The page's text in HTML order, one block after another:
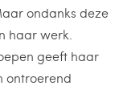
ondanks deze
haar werk.
geeft haar
ontroerend